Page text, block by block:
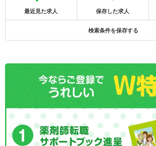
最近見た求人 保存した求人
検索条件を保存する